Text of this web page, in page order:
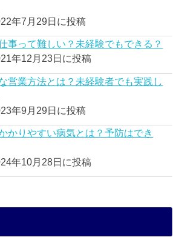
年7月29日に投稿
事って難しい？未経験でもできる？
年12月23日に投稿
営業方法とは？未経験者でも実践し
年9月29日に投稿
かりやすい病気とは？予防はでき
年10月28日に投稿